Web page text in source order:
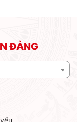
ĐẢNG